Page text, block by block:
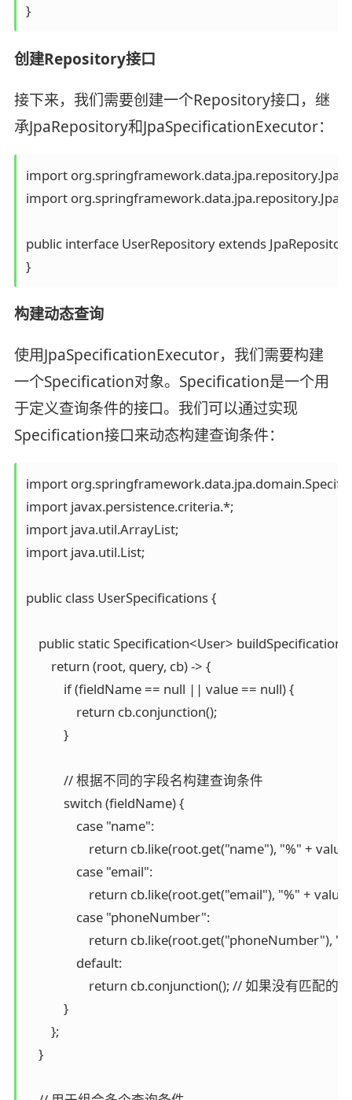
}
创建Repository接口
接下来，我们需要创建一个Repository接口，继
承JpaRepository和JpaSpecificationExecutor：
import
import
public interface UserRepository extends
}
构建动态查询
使用JpaSpecificationExecutor，我们需要构建
一个Specification对象。Specification是一个用
于定义查询条件的接口。我们可以通过实现
Specification接口来动态构建查询条件：
import
import javax.persistence.criteria.*;
import java.util.ArrayList;
import java.util.List;
public class UserSpecifications {
public static Specification<User>
        return (root, query, cb) -> {
            if (fieldName == null || value == null) {
                return cb.conjunction();
            }
            // 根据不同的字段名构建查询条件
            switch (fieldName) {
                case "name":
return cb.like(root.get("name"), "%" +
                case "email":
return cb.like(root.get("email"), "%" +
                case "phoneNumber":
return cb.like(root.get("phoneNumber"),
                default:
return cb.conjunction(); // 如果没有匹
            }
        };
    }